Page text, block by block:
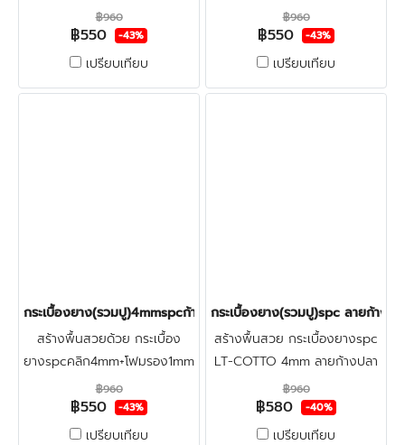
ราคาโปรรวมติดตั้งลายก้าง
ปลา+ฟรีตรวจพื้นก่อนติดตั้ง ปู
ทับพื้นกระเบื้องเดิมและพื้นปูน
฿960
฿550 -43%
เปรียบเทียบ
ราคาโปรรวมติดตั้งลายก้าง
ปลา+ฟรีตรวจพื้นก่อนติดตั้ง ปู
ทับพื้นกระเบื้องเดิมและพื้นปูน
฿960
฿550 -43%
เปรียบเทียบ
กระเบื้องยาง(รวมปู)4mmspcก้างปลา(ฺZF3201) ราคา550บาท
สร้างพื้นสวยด้วย กระเบื้อง
ยางspcคลิก4mm+โฟมรอง1mm
ราคาโปรรวมติดตั้งลายก้าง
ปลา+ฟรีตรวจพื้นก่อนติดตั้ง ปู
ทับพื้นกระเบื้องเดิมและพื้นปูน
฿960
฿550 -43%
เปรียบเทียบ
กระเบื้องยาง(รวมปู)spc ลายก้างป
สร้างพื้นสวย กระเบื้องยางspc
LT-COTTO 4mm ลายก้างปลา
ราคาโปรปูฟรี+ตรวจพื้นก่อนติด
ตั้ง แข็งแรง&สวยงาม,กัน
น้ำ&กันปลวก ปูทับพื้นเดิม-พื้น
฿960
฿580 -40%
เปรียบเทียบ